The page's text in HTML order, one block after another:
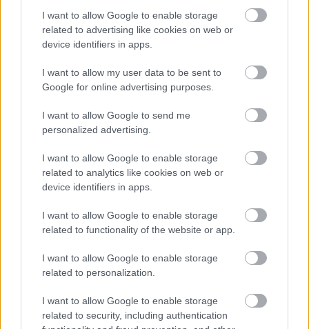
I want to allow Google to enable storage
related to advertising like cookies on web or
device identifiers in apps.
I want to allow my user data to be sent to
Google for online advertising purposes.
I want to allow Google to send me
personalized advertising.
I want to allow Google to enable storage
related to analytics like cookies on web or
device identifiers in apps.
I want to allow Google to enable storage
related to functionality of the website or app.
I want to allow Google to enable storage
related to personalization.
I want to allow Google to enable storage
related to security, including authentication
KELEMEN BARNABÁS: A FESZTIVÁL AKADÉMIA
BUDAPEST JUBILEUMI 10. ÉVADA
A bejegyzés trackback címe:
https://kulturpart.hu/api/trackback/id/7868668
A hozzászólások avonatkozó jogszabályokértelmében felhasználói tartalomnak
minősülnek, értük aszolgáltatás technikaiüzemeltetője semmilyen felelősséget